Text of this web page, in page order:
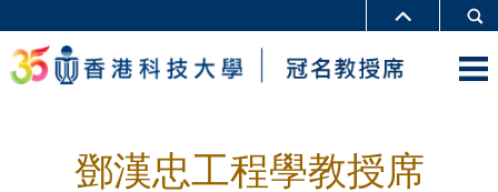
鄧漢忠工程學教授席